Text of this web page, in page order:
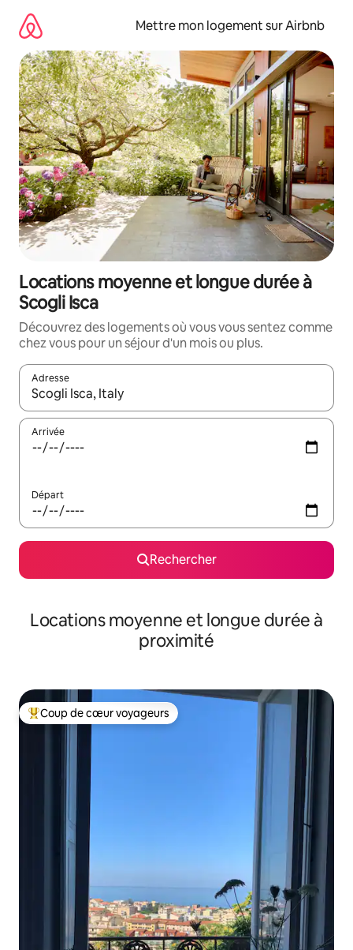
directement
contenu
Mettre mon logement sur Airbnb
Locations moyenne et longue durée à
Scogli Isca
Découvrez des logements où vous vous sentez comme
chez vous pour un séjour d'un mois ou plus.
Adresse
Lorsque les résultats s'affichent, utilisez les flèches vers le
Arrivée
Départ
Rechercher
Locations moyenne et longue durée à
proximité
Coups de cœur voyageurs les plus appréciés
Coup de cœur voyageurs